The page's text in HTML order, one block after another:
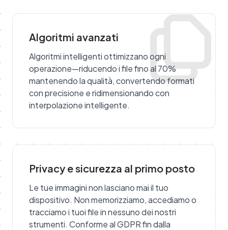
Algoritmi avanzati
Algoritmi intelligenti ottimizzano ogni
operazione—riducendo i file fino al 70%
mantenendo la qualità, convertendo formati
con precisione e ridimensionando con
interpolazione intelligente.
Privacy e sicurezza al primo posto
Le tue immagini non lasciano mai il tuo
dispositivo. Non memorizziamo, accediamo o
tracciamo i tuoi file in nessuno dei nostri
strumenti. Conforme al GDPR fin dalla